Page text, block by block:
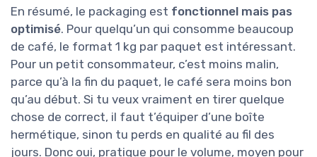
En résumé, le packaging est fonctionnel mais pas
optimisé. Pour quelqu’un qui consomme beaucoup
de café, le format 1 kg par paquet est intéressant.
Pour un petit consommateur, c’est moins malin,
parce qu’à la fin du paquet, le café sera moins bon
qu’au début. Si tu veux vraiment en tirer quelque
chose de correct, il faut t’équiper d’une boîte
hermétique, sinon tu perds en qualité au fil des
jours. Donc oui, pratique pour le volume, moyen pour